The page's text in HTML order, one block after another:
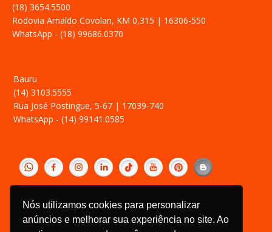
Nós utilizamos cookies para personalizar
anúncios e melhorar sua experiência no site. Ao
(18) 3654.5500
Rodovia Arnaldo Covolan, KM 0,315 | 16306-550
WhatsApp - (18) 99686.0370
Bauru
(14) 3103.5555
Rua José Postingue, 5-67 | 17039-740
WhatsApp - (14) 99141.0585
Relatório Transparência Salarial
Canal de Ética